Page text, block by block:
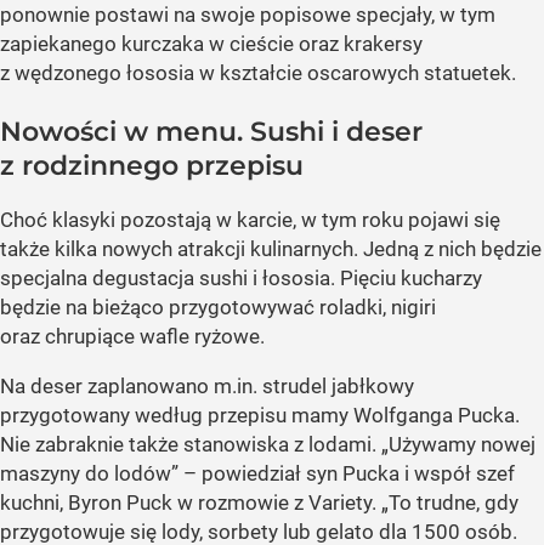
ponownie postawi na swoje popisowe specjały, w tym
zapiekanego kurczaka w cieście oraz krakersy
z wędzonego łososia w kształcie oscarowych statuetek.
Nowości w menu. Sushi i deser
z rodzinnego przepisu
Choć klasyki pozostają w karcie, w tym roku pojawi się
także kilka nowych atrakcji kulinarnych. Jedną z nich będzie
specjalna degustacja sushi i łososia. Pięciu kucharzy
będzie na bieżąco przygotowywać roladki, nigiri
oraz chrupiące wafle ryżowe.
Na deser zaplanowano m.in. strudel jabłkowy
przygotowany według przepisu mamy Wolfganga Pucka.
Nie zabraknie także stanowiska z lodami. „Używamy nowej
maszyny do lodów” – powiedział syn Pucka i współ szef
kuchni, Byron Puck w rozmowie z Variety. „To trudne, gdy
przygotowuje się lody, sorbety lub gelato dla 1500 osób.